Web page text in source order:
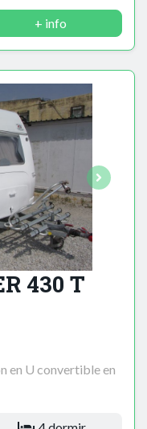
+ info
430 T
en U convertible en